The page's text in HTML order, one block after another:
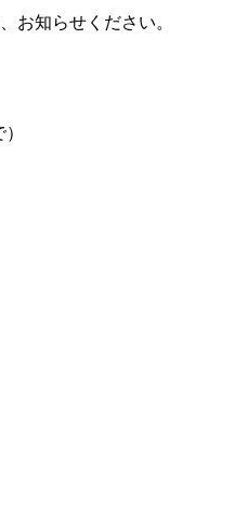
お知らせください。